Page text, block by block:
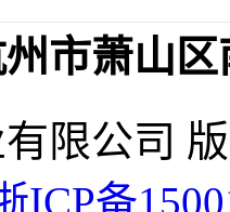
市萧山
限公司
ICP备